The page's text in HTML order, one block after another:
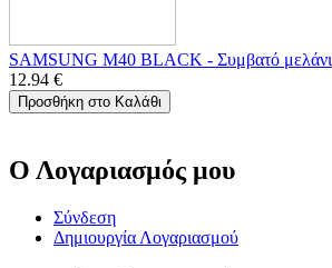
SAMSUNG M40 BLACK - Συμβατό μελάνι
12.94 €
Προσθήκη στο Καλάθι
Ο Λογαριασμός μου
Σύνδεση
Δημιουργία Λογαριασμού